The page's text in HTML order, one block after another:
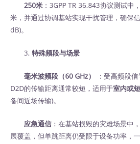
250米 ：3GPP TR 36.843协议测试中
米，并通过协调基站实现干扰管理，确保
dB)。
3.特殊频段与场景
毫米波频段（60 GHz）
：受高频段
D2D的传输距离通常较短，适用于室内或
备间近场传输)。
应急通信 ：在基站损毁的灾难场景中
展覆盖，但单跳距离仍受限于设备功率，